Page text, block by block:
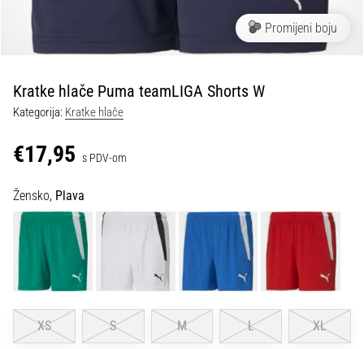
obradu
sportske
1. 7. 2025
•
1 min. čitanja
Play
for
More
Victories
Pripremi
se
ženski
EURO
Promijeni boju
Kratke hlače Puma teamLIGA Shorts W
Kategorija: Kratke hlače
€17,95 s PDV-om
Žensko, Plava
XS S M L XL